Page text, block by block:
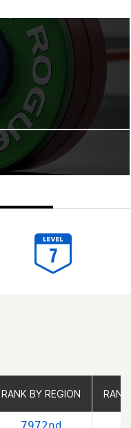
RANK BY REGION
RANK BY REGION